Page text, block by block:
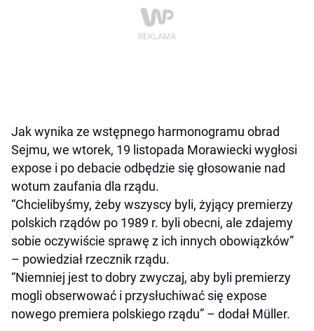
Jak wynika ze wstępnego harmonogramu obrad
Sejmu, we wtorek, 19 listopada Morawiecki wygłosi
expose i po debacie odbędzie się głosowanie nad
wotum zaufania dla rządu.
“Chcielibyśmy, żeby wszyscy byli, żyjący premierzy
polskich rządów po 1989 r. byli obecni, ale zdajemy
sobie oczywiście sprawę z ich innych obowiązków”
– powiedział rzecznik rządu.
“Niemniej jest to dobry zwyczaj, aby byli premierzy
mogli obserwować i przysłuchiwać się expose
nowego premiera polskiego rządu” – dodał Müller.